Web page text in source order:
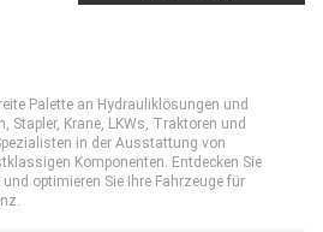
Palette an Hydrauliklösungen und
Stapler, Krane, LKWs, Traktoren und
in der Ausstattung von
Komponenten. Entdecken Sie
optimieren Sie Ihre Fahrzeuge für